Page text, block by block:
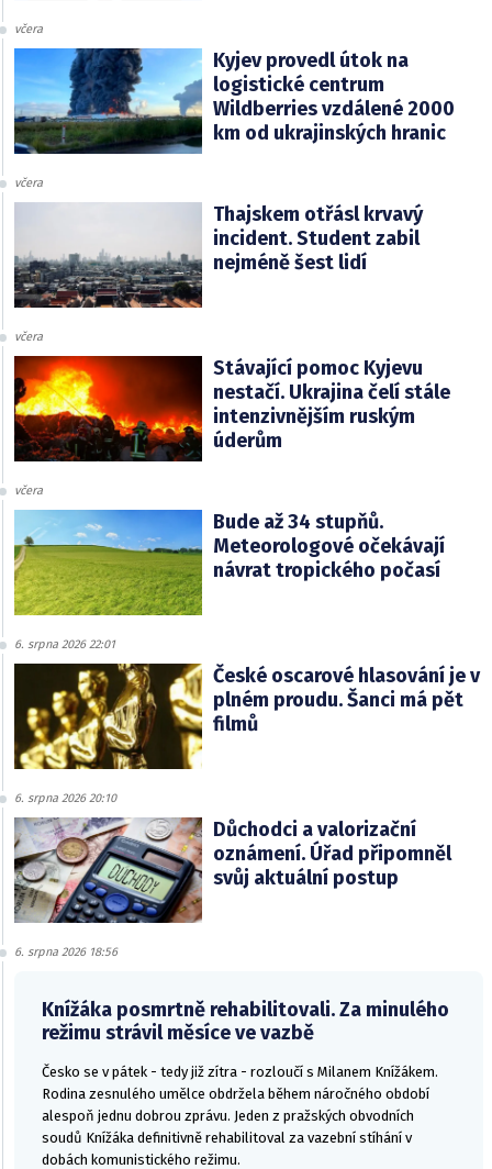
včera
Kyjev provedl útok na
logistické centrum
Wildberries vzdálené 2000
km od ukrajinských hranic
včera
Thajskem otřásl krvavý
incident. Student zabil
nejméně šest lidí
včera
Stávající pomoc Kyjevu
nestačí. Ukrajina čelí stále
intenzivnějším ruským
úderům
včera
Bude až 34 stupňů.
Meteorologové očekávají
návrat tropického počasí
6. srpna 2026 22:01
České oscarové hlasování je v
plném proudu. Šanci má pět
filmů
6. srpna 2026 20:10
Důchodci a valorizační
oznámení. Úřad připomněl
svůj aktuální postup
6. srpna 2026 18:56
Knížáka posmrtně rehabilitovali. Za minulého
režimu strávil měsíce ve vazbě
Česko se v pátek - tedy již zítra - rozloučí s Milanem Knížákem.
Rodina zesnulého umělce obdržela během náročného období
alespoň jednu dobrou zprávu. Jeden z pražských obvodních
soudů Knížáka definitivně rehabilitoval za vazební stíhání v
dobách komunistického režimu.